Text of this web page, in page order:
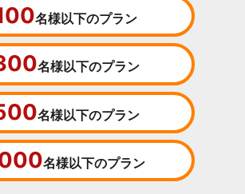
名様以下のプラン
名様以下のプラン
名様以下のプラン
名様以下のプラン